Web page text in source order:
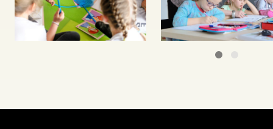
Save my